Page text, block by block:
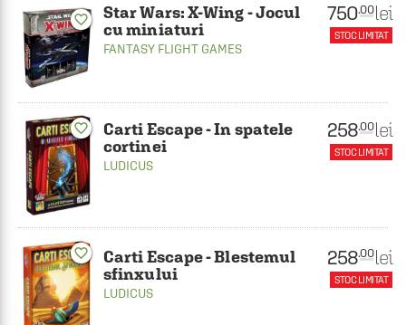
favorite_border
Star Wars: X-Wing - Jocul
cu miniaturi
FANTASY FLIGHT GAMES
750.00 lei
STOC LIMITAT
favorite_border
Carti Escape - In spatele
cortinei
LUDICUS
258.00 lei
STOC LIMITAT
favorite_border
Carti Escape - Blestemul
sfinxului
LUDICUS
258.00 lei
STOC LIMITAT